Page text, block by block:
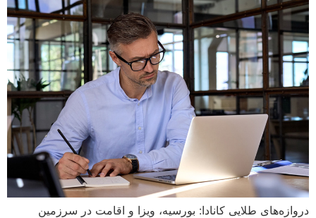
دروازه‌های طلایی کانادا: بورسیه، ویزا و اقامت در سرزمین